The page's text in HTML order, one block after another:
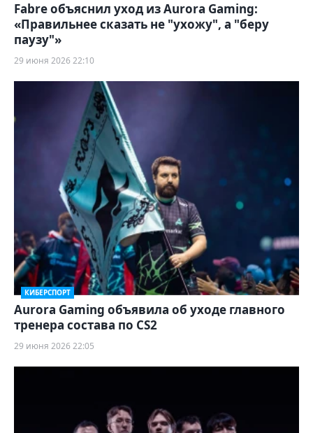
Fabre объяснил уход из Aurora Gaming:
«Правильнее сказать не "ухожу", а "беру
паузу"»
29 июня 2026 22:10
КИБЕРСПОРТ
Aurora Gaming объявила об уходе главного
тренера состава по CS2
29 июня 2026 22:05